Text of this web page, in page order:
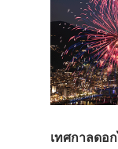
เทศกาลดอ